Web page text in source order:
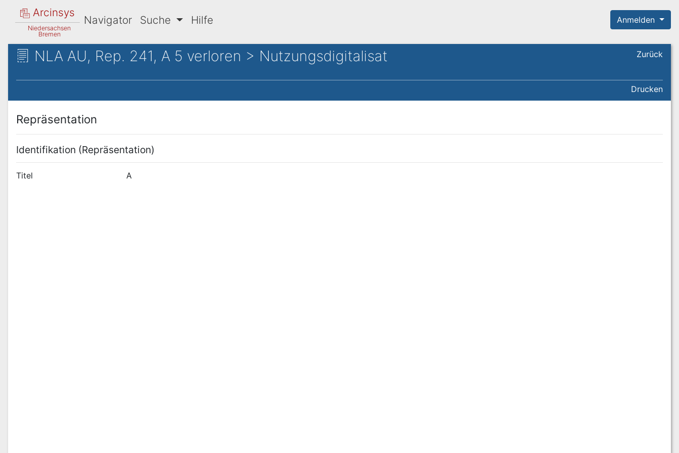
Arcinsys
Niedersachsen
Bremen
Navigator Suche Hilfe Anmelden
NLA AU, Rep. 241, A 5 verloren > Nutzungsdigitalisat Zurück
Drucken
Repräsentation
Identifikation (Repräsentation)
Titel A